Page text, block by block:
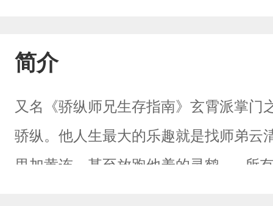
简介
又名《骄纵师兄生存指南》玄霄派掌
骄纵。他人生最大的乐趣就是找师弟
里加黄连，甚至放跑他养的灵鹤......所